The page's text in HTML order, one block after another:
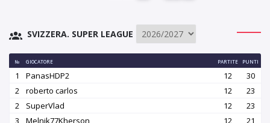
SVIZZERA. SUPER LEAGUE
№ GIOCATORE PARTITE PUNTI
1 PanasHDP2 12
30
2
roberto carlos 12
23
2
SuperVlad 12
23
3
Melnik77Kherson 12
21